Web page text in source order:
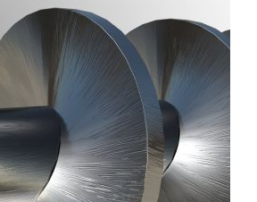
240 910 rataj@rataj.cz